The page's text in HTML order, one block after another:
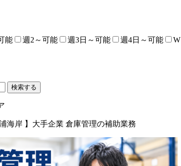
能 週2～可能 週3日～可能 週4日～可能
海岸 】大手企業 倉庫管理の補助業務